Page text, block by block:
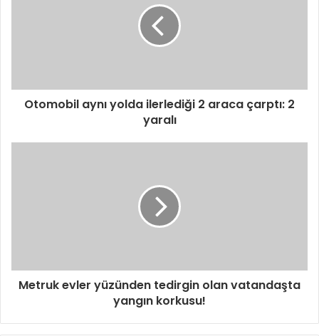
Otomobil aynı yolda ilerlediği 2 araca çarptı: 2
yaralı
Metruk evler yüzünden tedirgin olan vatandaşta
yangın korkusu!